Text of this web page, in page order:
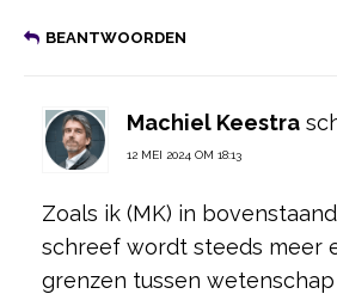
BEANTWOORDEN
Machiel Keestra
12 MEI 2024 OM 18:13
Zoals ik (MK) in
schreef wordt steeds meer
grenzen tussen